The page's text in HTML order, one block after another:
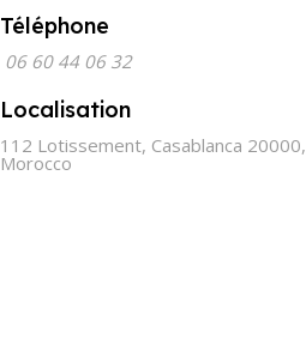
Téléphone
06 60 44 06 32
Localisation
112 Lotissement, Casablanca 20000,
Morocco